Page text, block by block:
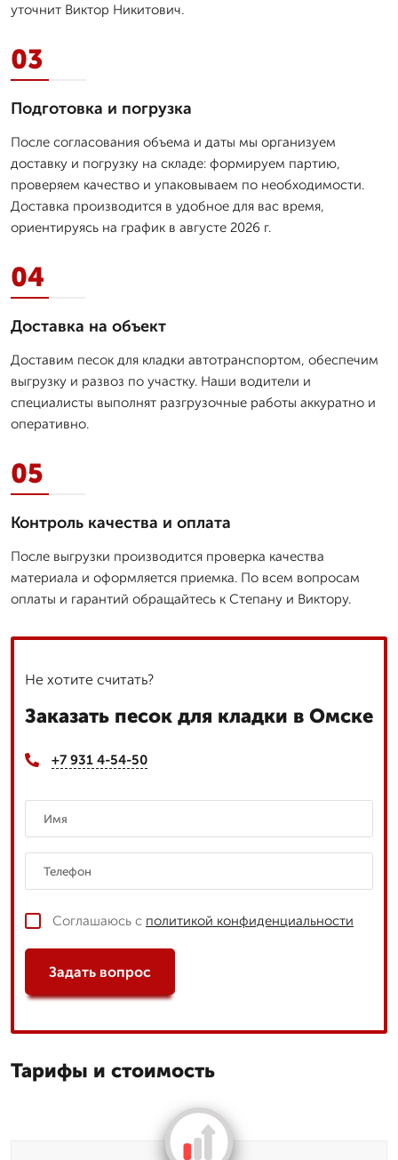
уточнит Виктор Никитович.
03
Подготовка и погрузка
После согласования объема и даты мы организуем
доставку и погрузку на складе: формируем партию,
проверяем качество и упаковываем по необходимости.
Доставка производится в удобное для вас время,
ориентируясь на график в августе 2026 г.
04
Доставка на объект
Доставим песок для кладки автотранспортом, обеспечим
выгрузку и развоз по участку. Наши водители и
специалисты выполнят разгрузочные работы аккуратно и
оперативно.
05
Контроль качества и оплата
После выгрузки производится проверка качества
материала и оформляется приемка. По всем вопросам
оплаты и гарантий обращайтесь к Степану и Виктору.
Не хотите считать?
Заказать песок для кладки в Омске
+7 931 4-54-50
Соглашаюсь с политикой конфиденциальности
Задать вопрос
Тарифы и стоимость